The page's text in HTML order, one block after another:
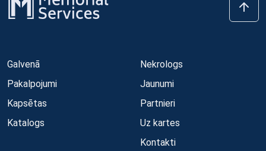
Galvenā
Pakalpojumi
Kapsētas
Katalogs
Nekrologs
Jaunumi
Partnieri
Uz kartes
Kontakti